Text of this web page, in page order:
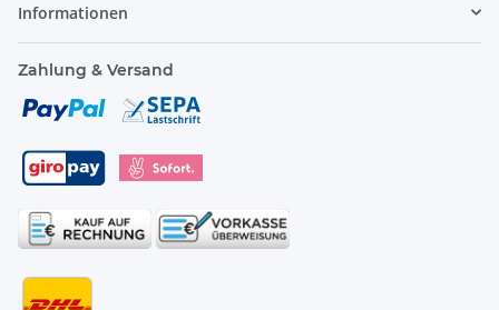
Informationen
Zahlung & Versand